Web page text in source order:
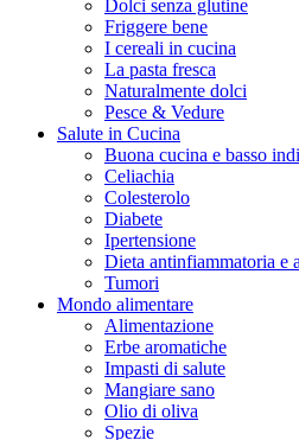
Dolci senza glutine
Friggere bene
I cereali in cucina
La pasta fresca
Naturalmente dolci
Pesce & Vedure
Salute in Cucina
Buona cucina e basso
Celiachia
Colesterolo
Diabete
Ipertensione
Dieta antinfiammatoria e
Tumori
Mondo alimentare
Alimentazione
Erbe aromatiche
Impasti di salute
Mangiare sano
Olio di oliva
Spezie